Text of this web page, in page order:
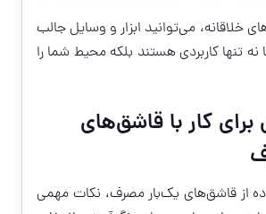
خلاقانه، می‌توانید ابزار و وسایل جالب
نه تنها کاربردی هستند بلکه محیط شما را
کار با قاشق‌های
از قاشق‌های یک‌بار مصرف، نکات مهمی